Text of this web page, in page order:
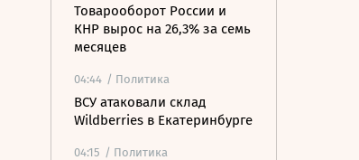
Товарооборот России и
КНР вырос на 26,3% за семь
месяцев
04:44 / Политика
ВСУ атаковали склад
Wildberries в Екатеринбурге
04:15 / Политика